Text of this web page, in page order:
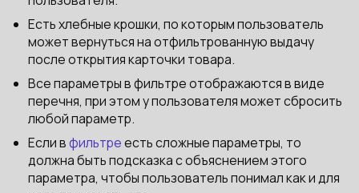
Есть хлебные крошки, по которым пользователь
может вернуться на отфильтрованную выдачу
после открытия карточки товара.
Все параметры в фильтре отображаются в виде
перечня, при этом у пользователя может сбросить
любой параметр.
Если вфильтреесть сложные параметры, то
должна быть подсказка с объяснением этого
параметра, чтобы пользователь понимал как и для